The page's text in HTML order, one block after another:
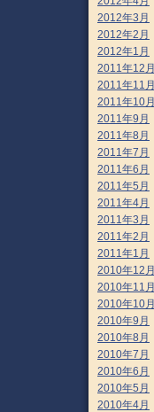
2012年3月
2012年2月
2012年1月
2011年12月
2011年11月
2011年10月
2011年9月
2011年8月
2011年7月
2011年6月
2011年5月
2011年4月
2011年3月
2011年2月
2011年1月
2010年12月
2010年11月
2010年10月
2010年9月
2010年8月
2010年7月
2010年6月
2010年5月
2010年4月